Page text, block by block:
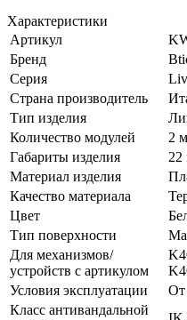
Характеристики
Артикул
Бренд
Серия
Страна производитель
Тип изделия
Количество модулей
2
Габариты изделия
Материал изделия
Качество материала
Цвет
Тип поверхности
Для механизмов/
устройств с артикулом
Условия эксплуатации
От
Класс антивандальной